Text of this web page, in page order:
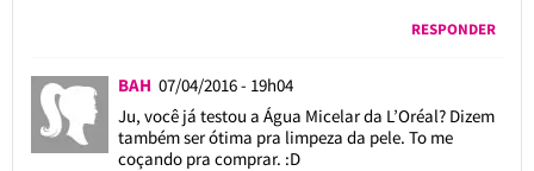
RESPONDER
BAH 07/04/2016 - 19h04
Ju, você já testou a Água Micelar da L’Oréal? Dizem
também ser ótima pra limpeza da pele. To me
coçando pra comprar. :D